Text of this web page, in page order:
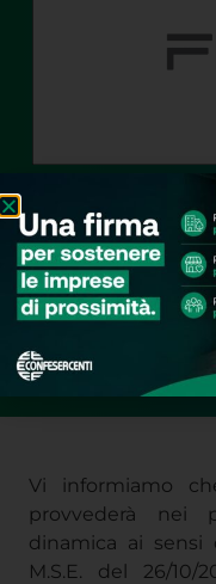
Vi informiamo
provvederà nei
dinamica ai
M.S.E. del 26/10/